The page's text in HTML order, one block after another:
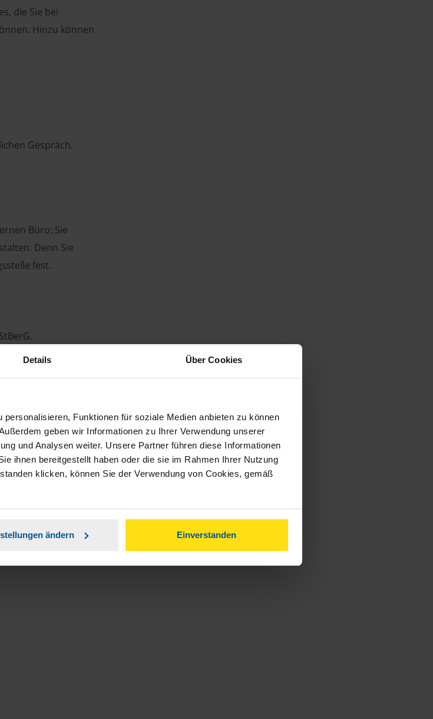
Details Über Cookies
Funktionen für soziale Medien anbieten zu können
geben wir Informationen zu Ihrer Verwendung unserer
und Analysen weiter. Unsere Partner führen diese Informationen
ihnen bereitgestellt haben oder die sie im Rahmen Ihrer Nutzung
klicken, können Sie der Verwendung von Cookies, gemäß
ändern Einverstanden
die Sie bei
Hinzu können
Gespräch.
Büro: Sie
Denn Sie
fest.
Bonus.
Denn zum einen
auf Sie zu.
Somit